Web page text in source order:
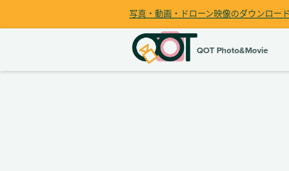
写真・動画・ドローン映像のダウンロー
QOT Photo&Movie